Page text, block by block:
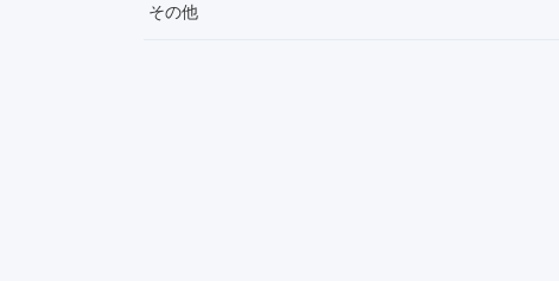
その他